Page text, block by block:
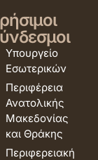
Υπουργείο
Εσωτερικών
Περιφέρεια
Ανατολικής
Μακεδονίας
και Θράκης
Περιφερειακή